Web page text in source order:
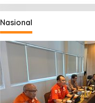
Nasional